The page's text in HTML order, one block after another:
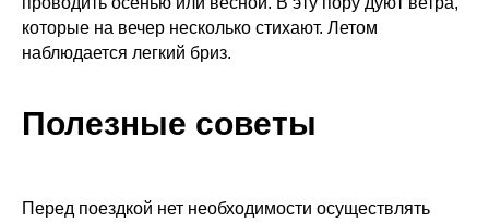
которые на вечер несколько стихают. Летом
наблюдается легкий бриз.
Полезные советы
Перед поездкой нет необходимости осуществлять